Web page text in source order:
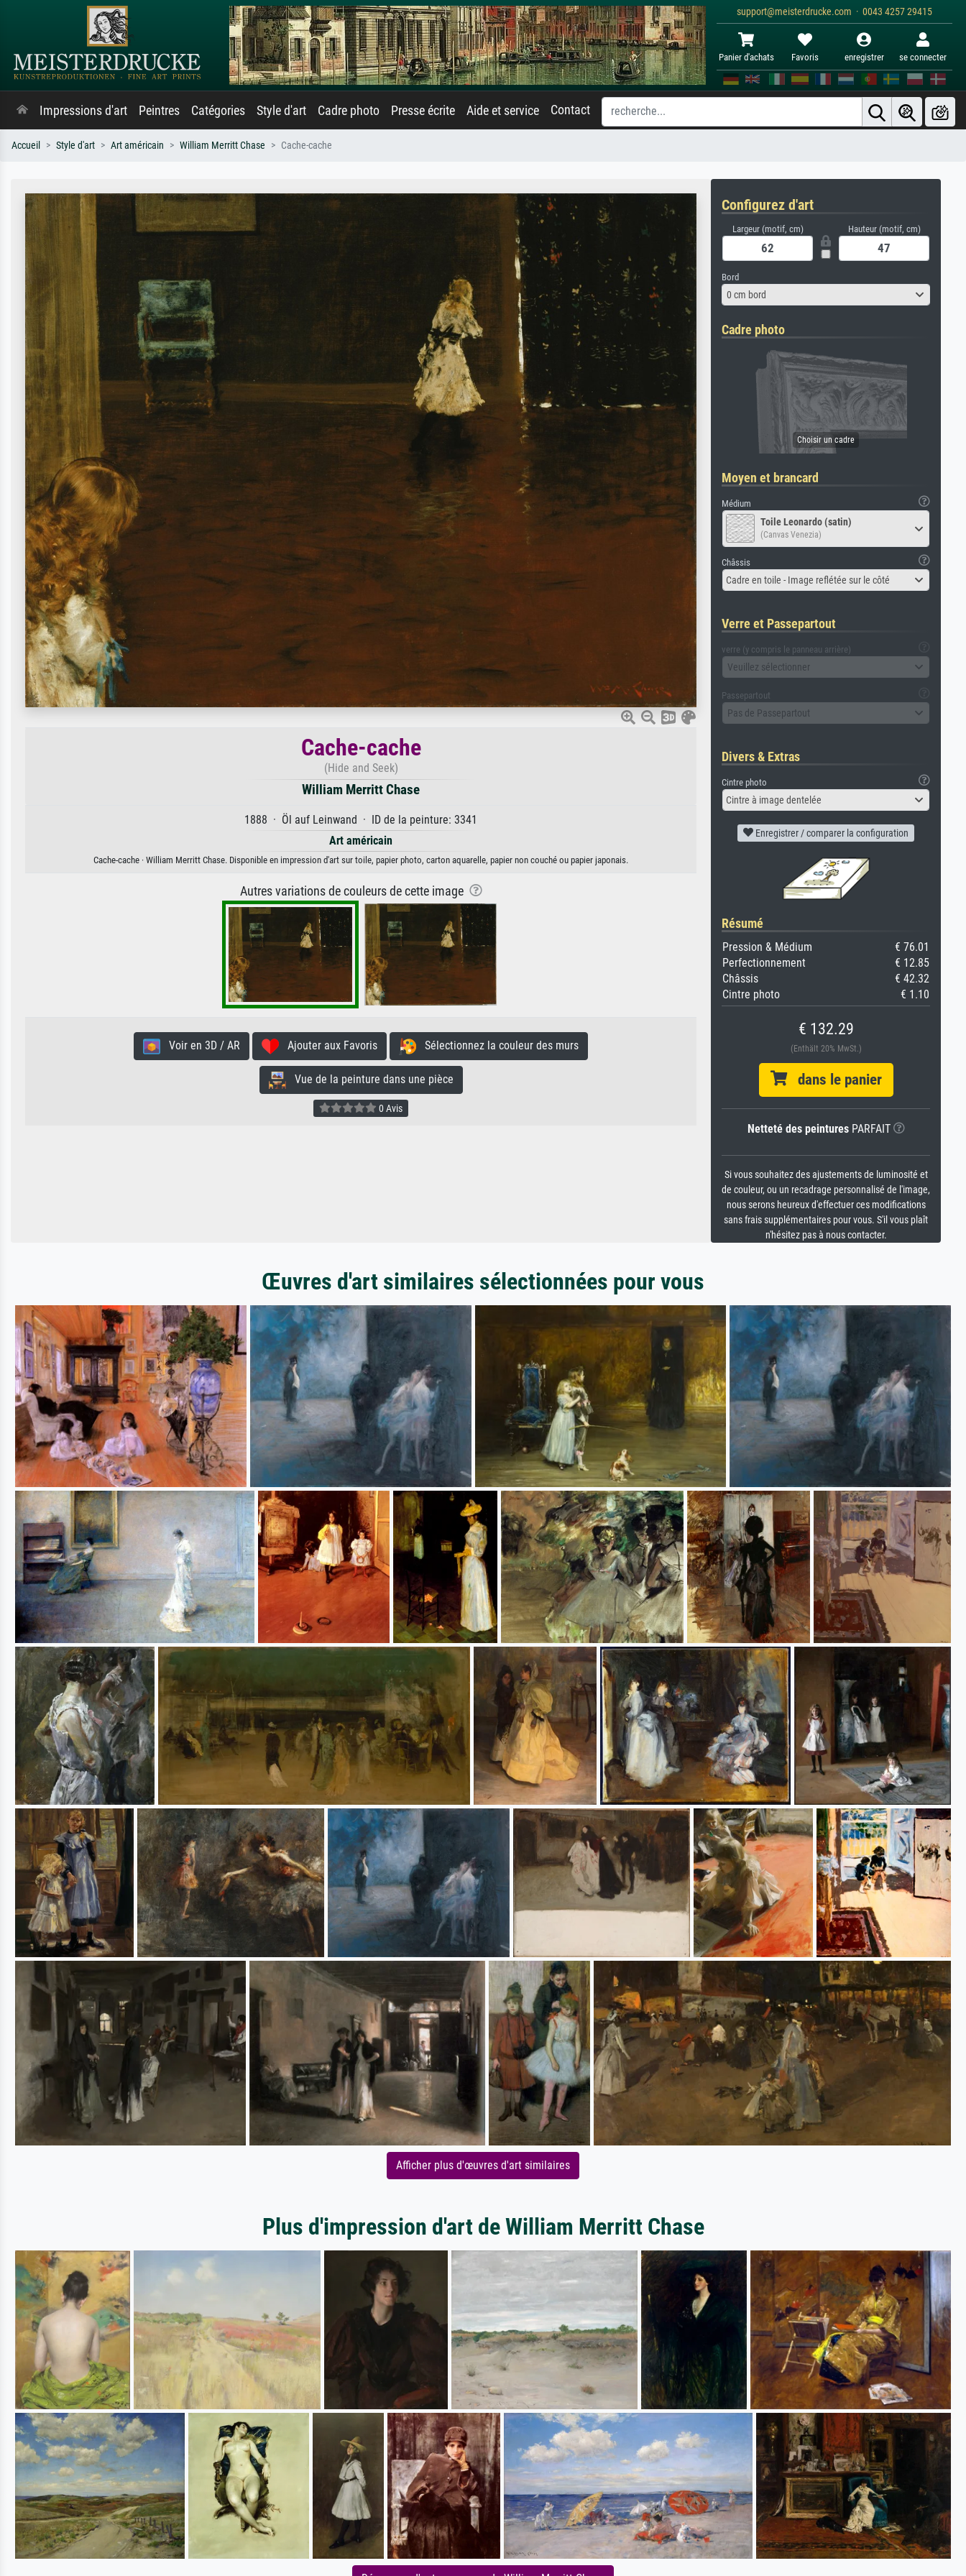
support@meisterdrucke.com · 0043 4257 29415
Panier d'achats Favoris enregistrer se connecter
Impressions d'art Peintres Catégories Style d'art Cadre photo Presse écrite Aide et service Contact
Accueil Style d'art Art américain William Merritt Chase Cache-cache
Cache-cache
(Hide and Seek)
William Merritt Chase
1888 · Öl auf Leinwand · ID de la peinture: 3341
Art américain
Cache-cache · William Merritt Chase. Disponible en impression d'art sur toile, papier photo, carton aquarelle, papier non couché ou papier japonais.
Autres variations de couleurs de cette image
Voir en 3D / AR Ajouter aux Favoris Sélectionnez la couleur des murs
Vue de la peinture dans une pièce
0 Avis
Configurez d'art
Largeur (motif, cm) Hauteur (motif, cm)
Bord
0 cm bord
Cadre photo
Moyen et brancard
Médium
Toile Leonardo (satin)
(Canvas Venezia)
Châssis
Cadre en toile - Image reflétée sur le côté
Verre et Passepartout
verre (y compris le panneau arrière)
Veuillez sélectionner
Passepartout
Pas de Passepartout
Divers & Extras
Cintre photo
Cintre à image dentelée
Enregistrer / comparer la configuration
Résumé
Pression & Médium
€ 76.01
Perfectionnement
€ 12.85
Châssis
€ 42.32
Cintre photo
€ 1.10
€ 132.29
(Enthält 20% MwSt.)
dans le panier
Netteté des peinturesPARFAIT
Si vous souhaitez des ajustements de luminosité et
de couleur, ou un recadrage personnalisé de l'image,
nous serons heureux d'effectuer ces modifications
sans frais supplémentaires pour vous. S'il vous plaît
n'hésitez pas à nous contacter.
Œuvres d'art similaires sélectionnées pour vous
Afficher plus d'œuvres d'art similaires
Plus d'impression d'art de William Merritt Chase